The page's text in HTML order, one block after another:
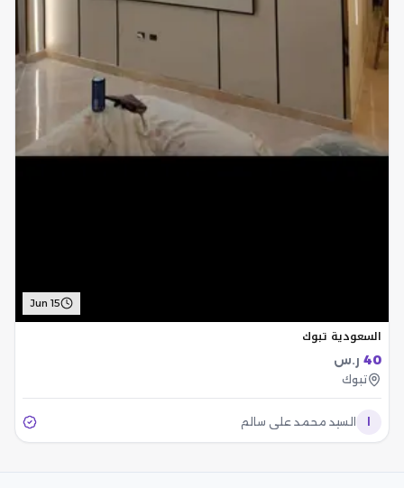
Jun 15
السعودية تبوك
40 ر.س
تبوك
السيد محمد علي سالم